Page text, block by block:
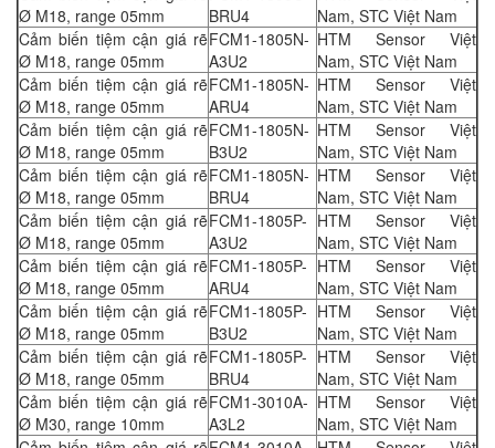
Ø M18, range 05mm
BRU4
Nam, STC Việt Nam
Cảm biến tiệm cận giá rẽ
Ø M18, range 05mm
FCM1-1805N-
A3U2
HTM Sensor Việt
Nam, STC Việt Nam
Cảm biến tiệm cận giá rẽ
Ø M18, range 05mm
FCM1-1805N-
ARU4
HTM Sensor Việt
Nam, STC Việt Nam
Cảm biến tiệm cận giá rẽ
Ø M18, range 05mm
FCM1-1805N-
B3U2
HTM Sensor Việt
Nam, STC Việt Nam
Cảm biến tiệm cận giá rẽ
Ø M18, range 05mm
FCM1-1805N-
BRU4
HTM Sensor Việt
Nam, STC Việt Nam
Cảm biến tiệm cận giá rẽ
Ø M18, range 05mm
FCM1-1805P-
A3U2
HTM Sensor Việt
Nam, STC Việt Nam
Cảm biến tiệm cận giá rẽ
Ø M18, range 05mm
FCM1-1805P-
ARU4
HTM Sensor Việt
Nam, STC Việt Nam
Cảm biến tiệm cận giá rẽ
Ø M18, range 05mm
FCM1-1805P-
B3U2
HTM Sensor Việt
Nam, STC Việt Nam
Cảm biến tiệm cận giá rẽ
Ø M18, range 05mm
FCM1-1805P-
BRU4
HTM Sensor Việt
Nam, STC Việt Nam
Cảm biến tiệm cận giá rẽ
Ø M30, range 10mm
FCM1-3010A-
A3L2
HTM Sensor Việt
Nam, STC Việt Nam